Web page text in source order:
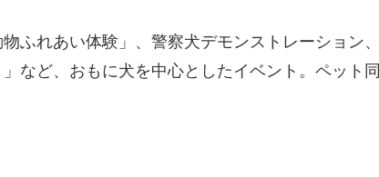
ふれあい体験」、警察犬デモンストレーション、
など、おもに犬を中心としたイベント。ペット同